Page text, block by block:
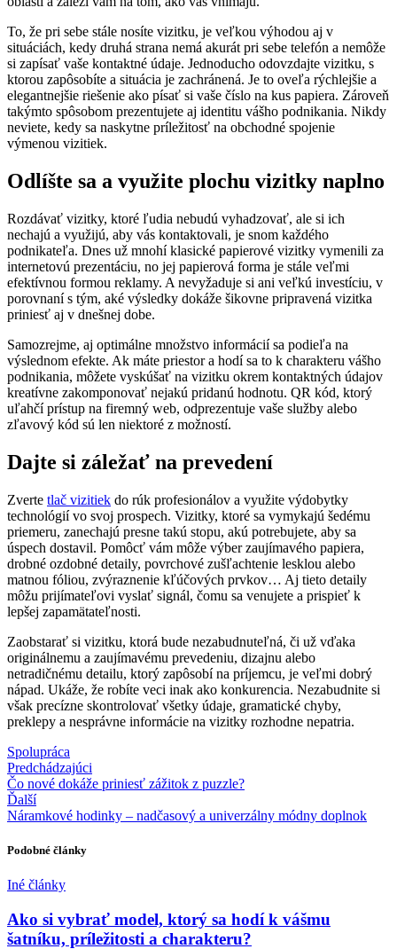
To, že pri sebe stále nosíte vizitku, je veľkou výhodou aj v
situáciách, kedy druhá strana nemá akurát pri sebe telefón a nemôže
si zapísať vaše kontaktné údaje. Jednoducho odovzdajte vizitku, s
ktorou zapôsobíte a situácia je zachránená. Je to oveľa rýchlejšie a
elegantnejšie riešenie ako písať si vaše číslo na kus papiera. Zároveň
takýmto spôsobom prezentujete aj identitu vášho podnikania. Nikdy
neviete, kedy sa naskytne príležitosť na obchodné spojenie
výmenou vizitiek.
Odlíšte sa a využite plochu vizitky naplno
Rozdávať vizitky, ktoré ľudia nebudú vyhadzovať, ale si ich
nechajú a využijú, aby vás kontaktovali, je snom každého
podnikateľa. Dnes už mnohí klasické papierové vizitky vymenili za
internetovú prezentáciu, no jej papierová forma je stále veľmi
efektívnou formou reklamy. A nevyžaduje si ani veľkú investíciu, v
porovnaní s tým, aké výsledky dokáže šikovne pripravená vizitka
priniesť aj v dnešnej dobe.
Samozrejme, aj optimálne množstvo informácií sa podieľa na
výslednom efekte. Ak máte priestor a hodí sa to k charakteru vášho
podnikania, môžete vyskúšať na vizitku okrem kontaktných údajov
kreatívne zakomponovať nejakú pridanú hodnotu. QR kód, ktorý
uľahčí prístup na firemný web, odprezentuje vaše služby alebo
zľavový kód sú len niektoré z možností.
Dajte si záležať na prevedení
Zverte tlač vizitiek do rúk profesionálov a využite výdobytky
technológií vo svoj prospech. Vizitky, ktoré sa vymykajú šedému
priemeru, zanechajú presne takú stopu, akú potrebujete, aby sa
úspech dostavil. Pomôcť vám môže výber zaujímavého papiera,
drobné ozdobné detaily, povrchové zušľachtenie lesklou alebo
matnou fóliou, zvýraznenie kľúčových prvkov… Aj tieto detaily
môžu prijímateľovi vyslať signál, čomu sa venujete a prispieť k
lepšej zapamätateľnosti.
Zaobstarať si vizitku, ktorá bude nezabudnuteľná, či už vďaka
originálnemu a zaujímavému prevedeniu, dizajnu alebo
netradičnému detailu, ktorý zapôsobí na príjemcu, je veľmi dobrý
nápad. Ukáže, že robíte veci inak ako konkurencia. Nezabudnite si
však precízne skontrolovať všetky údaje, gramatické chyby,
preklepy a nesprávne informácie na vizitky rozhodne nepatria.
Spolupráca
Predchádzajúci
Čo nové dokáže priniesť zážitok z puzzle?
Ďalší
Náramkové hodinky – nadčasový a univerzálny módny doplnok
Podobné články
Iné články
Ako si vybrať model, ktorý sa hodí k vášmu
šatníku, príležitosti a charakteru?